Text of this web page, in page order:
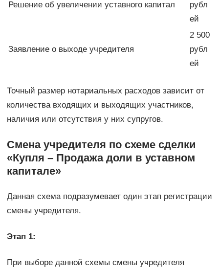
Решение об увеличении уставного капитал
рубл
ей
Заявление о выходе учредителя
2 500
рубл
ей
Точный размер нотариальных расходов зависит от
количества входящих и выходящих участников,
наличия или отсутствия у них супругов.
Смена учредителя по схеме сделки
«Купля – Продажа доли в уставном
капитале»
Данная схема подразумевает один этап регистрации
смены учредителя.
Этап 1:
При выборе данной схемы смены учредителя